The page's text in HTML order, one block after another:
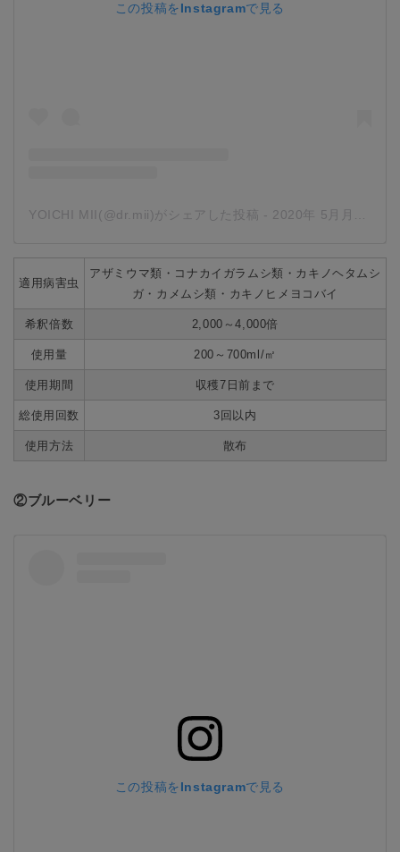
この投稿をInstagramで見る
YOICHI MII(@dr.mii)がシェアした投稿 - 2020年 5月月13日午前4時01分PDT
適用病害虫
アザミウマ類・コナカイガラムシ類・カキノヘタムシ
ガ・カメムシ類・カキノヒメヨコバイ
希釈倍数 2,000～4,000倍
使用量 200～700ml/㎡
使用期間 収穫7日前まで
総使用回数 3回以内
使用方法 散布
②ブルーベリー
この投稿をInstagramで見る